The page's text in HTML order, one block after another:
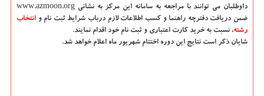
داوطلبان می توانند با مراجعه به سامانه این مركز به نشانی www.azmoon.org
ضمن دریافت دفترچه راهنما و كسب اطلاعات لازم درباب شرایط ثبت نام و انتخاب
رشته، نسبت به خرید كارت اعتباری و ثبت نام خود اقدام نمایند.
شایان ذكر است نتایج این دوره اختتام شهریور ماه اعلام خواهد شد.